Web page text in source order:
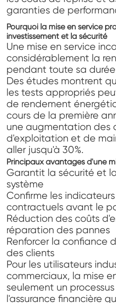
garanties de
Pourquoi la mise en service
investissement et la sécurité
Une mise en service
considérablement la
pendant toute sa
Des études montrent
les tests appropriés
de rendement
cours de la première
une augmentation des
d'exploitation et de
aller jusqu'à 30%.
Principaux avantages d'une
Garantit la sécurité et
système
Confirme les
contractuels avant le
Réduction des coûts
réparation des pannes
Renforcer la confiance
des clients
Pour les utilisateurs
commerciaux, la mise
seulement un
l'assurance financière